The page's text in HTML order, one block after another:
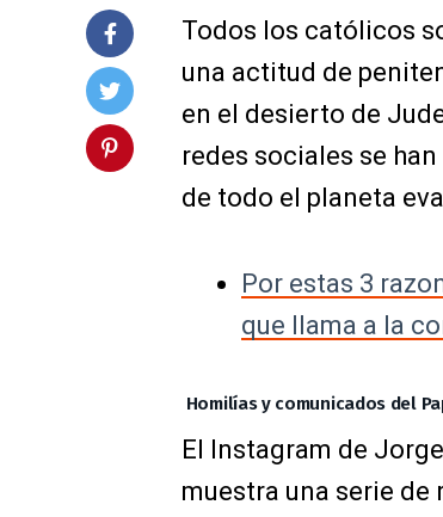
Todos los católicos
una actitud de
en el desierto de
redes sociales se
de todo el planeta
Por estas 3
que llama a la
Homilías y comunicados del
El Instagram de
muestra una serie de